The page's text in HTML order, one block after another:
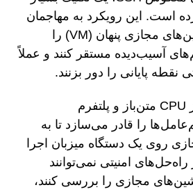
است. این رویکرد به مهاجمان
اجازه می‌دهد تا ماشین‌های مجازی پنهان (VM) را
آسیب‌دیده مستقر کنند و عملاً
نقطه پایانی را دور بزنند.
QEMU، یک شبیه‌ساز CPU متن‌باز و پلتفرم
را قادر می‌سازد تا به
روی یک دستگاه میزبان اجرا
راه‌حل‌های امنیتی نمی‌توانند
مجازی را بررسی کنند،